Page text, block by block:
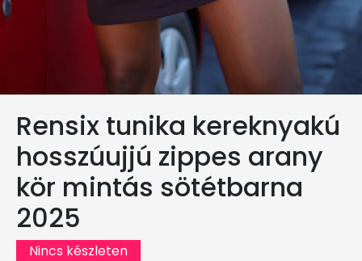
Rensix tunika kereknyakú
hosszúujjú zippes arany
kör mintás sötétbarna
2025
Nincs készleten